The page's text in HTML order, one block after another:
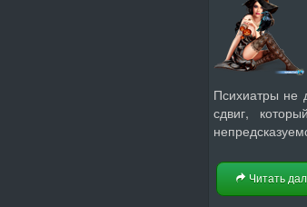
Психиатры не
сдвиг,
Читать